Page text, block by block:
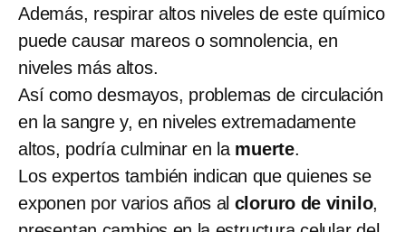
Además, respirar altos niveles de este químico
puede causar mareos o somnolencia, en
niveles más altos.
Así como desmayos, problemas de circulación
en la sangre y, en niveles extremadamente
altos, podría culminar en la muerte.
Los expertos también indican que quienes se
exponen por varios años al cloruro de vinilo,